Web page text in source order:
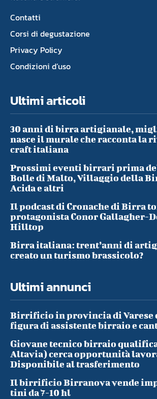
Contatti
Corsi di degustazione
Privacy Policy
Condizioni d’uso
Ultimi articoli
30 anni di birra artigianale,
nasce il murale che racconta la
craft italiana
Prossimi eventi birrari prima
Bolle di Malto, Villaggio della
Acida e altri
Il podcast di Cronache di Birra
protagonista Conor Gallagher-
Hilltop
Birra italiana: trent’anni di
creato un turismo brassicolo?
Ultimi annunci
Birrificio in provincia di Varese
figura di assistente birraio e
Giovane tecnico birraio
Altavia) cerca opportunità
Disponibile al trasferimento
Il birrificio Birranova vende
tini da 7-10 hl